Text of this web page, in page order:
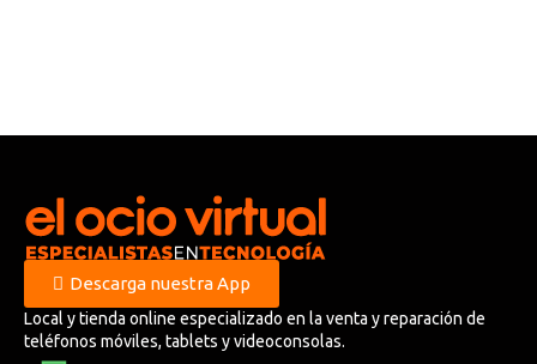
Descarga nuestra App
Local y tienda online especializado en la venta y reparación de
teléfonos móviles, tablets y videoconsolas.